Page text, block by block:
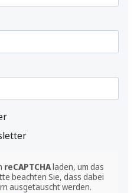
reCAPTCHAladen, um das
beachten Sie, dass dabei
ausgetauscht werden.